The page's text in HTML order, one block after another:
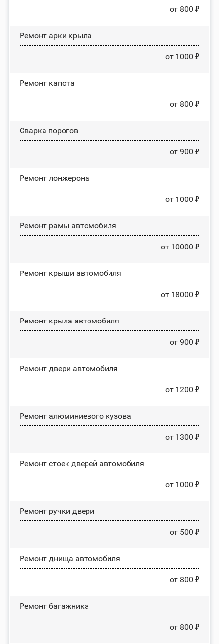
от 800 ₽
Ремонт арки крыла
от 1000 ₽
Ремонт капота
от 800 ₽
Сварка порогов
от 900 ₽
Ремонт лонжерона
от 1000 ₽
Ремонт рамы автомобиля
от 10000 ₽
Ремонт крыши автомобиля
от 18000 ₽
Ремонт крыла автомобиля
от 900 ₽
Ремонт двери автомобиля
от 1200 ₽
Ремонт алюминиевого кузова
от 1300 ₽
Ремонт стоек дверей автомобиля
от 1000 ₽
Ремонт ручки двери
от 500 ₽
Ремонт днища автомобиля
от 800 ₽
Ремонт багажника
от 800 ₽